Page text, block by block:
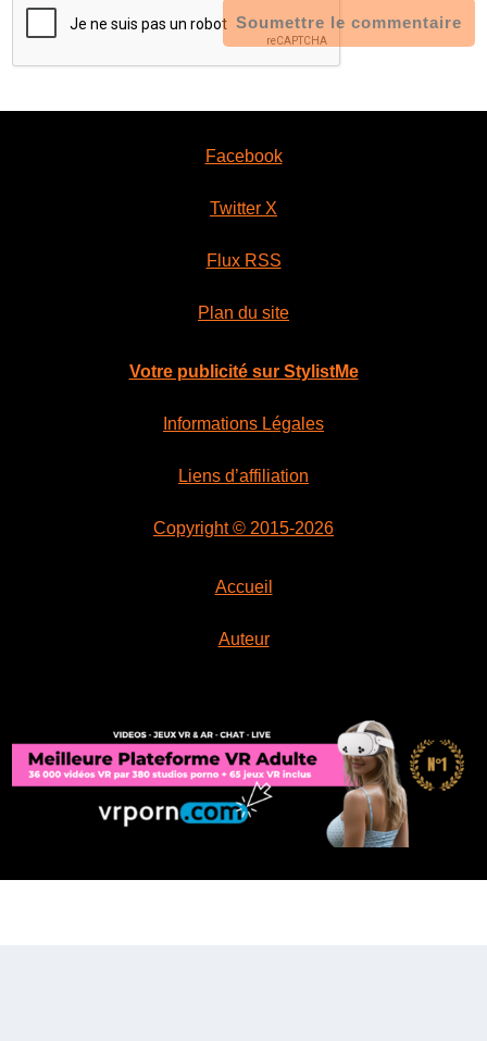
Soumettre le commentaire
Facebook
Twitter X
Flux RSS
Plan du site
Votre publicité sur StylistMe
Informations Légales
Liens d’affiliation
Copyright © 2015-2026
Accueil
Auteur